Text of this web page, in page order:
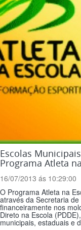
Escolas
Programa Atleta
16/07/2013 ás 10:29:00
O Programa Atleta na
através da Secretaria
financeiramente nos
Direto na Escola
municipais, estaduais e